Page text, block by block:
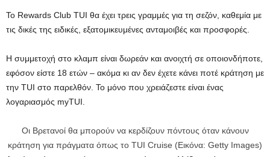
Το Rewards Club TUI θα έχει τρεις γραμμές για τη σεζόν, καθεμία με
τις δικές της ειδικές, εξατομικευμένες ανταμοιβές και προσφορές.
Η συμμετοχή στο κλαμπ είναι δωρεάν και ανοιχτή σε οποιονδήποτε,
εφόσον είστε 18 ετών – ακόμα κι αν δεν έχετε κάνει ποτέ κράτηση με
την TUI στο παρελθόν. Το μόνο που χρειάζεστε είναι ένας
λογαριασμός myTUI.
Οι Βρετανοί θα μπορούν να κερδίζουν πόντους όταν κάνουν
κράτηση για πράγματα όπως το TUI Cruise (Εικόνα: Getty Images)